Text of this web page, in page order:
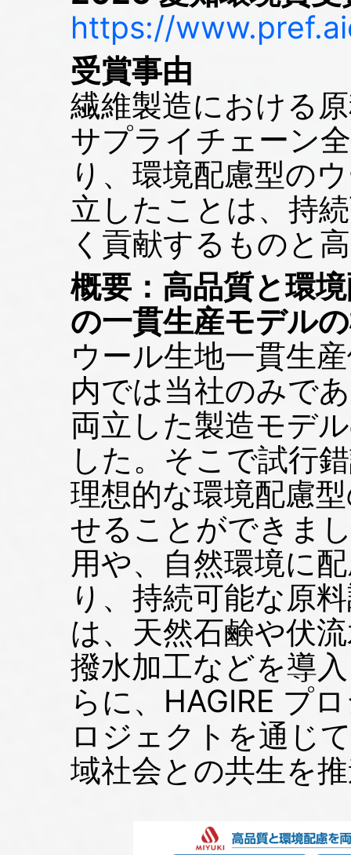
https://
受賞事由
繊維製造における
サプライチェーン
り、環境配慮型の
立したことは、持
く貢献するものと
概要：高品質と環
の一貫生産モデル
ウール生地一貫生
内では当社のみで
両立した製造モデ
した。そこで試行
理想的な環境配慮
せることができま
用や、自然環境に
り、持続可能な原
は、天然石鹸や伏
撥水加工などを導
らに、HAGIRE プ
ロジェクトを通じ
域社会との共生を